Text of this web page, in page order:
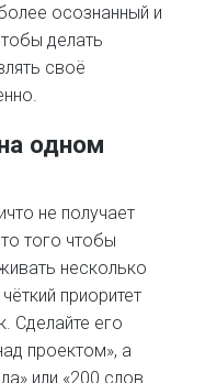
осознанный и
делать
своё
одном
не получает
того чтобы
несколько
приоритет
Сделайте его
проектом», а
или «200 слов